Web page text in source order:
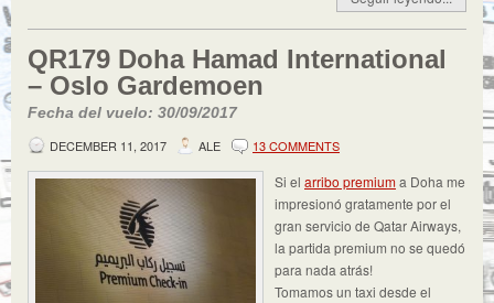
QR179 Doha Hamad International
– Oslo Gardemoen
Fecha del vuelo: 30/09/2017
DECEMBER 11, 2017
ALE 13 COMMENTS
Si el arribo premiuma Doha me
impresionó gratamente por el
gran servicio de Qatar Airways,
la partida premium no se quedó
para nada atrás!
Tomamos un taxi desde el